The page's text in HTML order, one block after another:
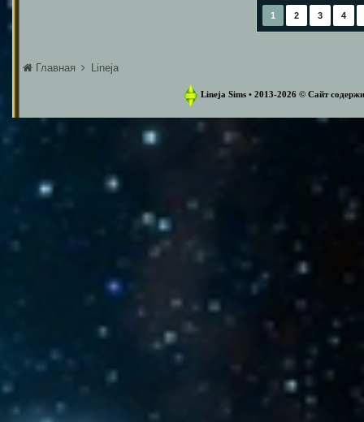
1 2 3 4
Главная Lineja
Lineja Sims • 2013-2026 ©️ Сайт